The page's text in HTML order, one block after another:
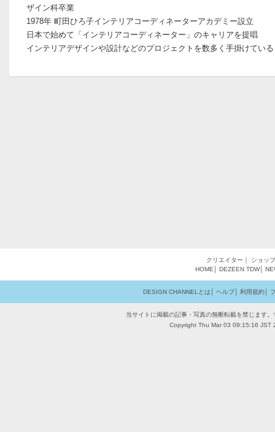
ザイン科卒業
1978年 町田ひろ子インテリアコーディネーターアカデミー設立
日本で始めて「インテリアコーディネーター」のキャリアを提唱
インテリアデザインや設計などのプロジェクトを数多く手掛けている
クリエイター ｜ ショップ
HOME
DEZEEN TDW│
DESIGN CHANNELとは ヘルプ│ 利用規約│
当サイトに掲載の記事・写真の無断転載を禁じます
Copyright Thu Mar 03 09:15:16 JST